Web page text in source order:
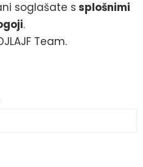
soglašate s splošnimi
.
Team.